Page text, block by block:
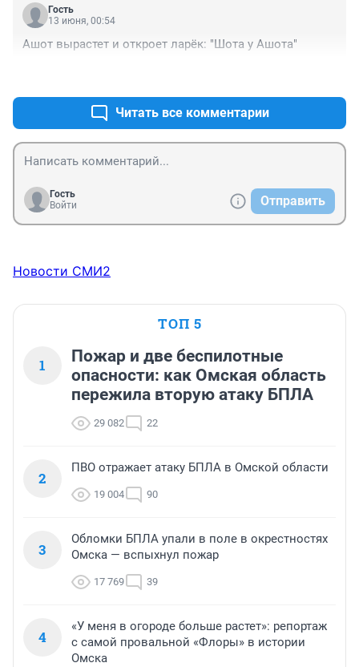
Гость
13 июня, 00:54
Ашот вырастет и откроет ларёк: "Шота у Ашота"
Читать все комментарии
Гость
Войти
Отправить
Новости СМИ2
ТОП 5
1
Пожар и две беспилотные
опасности: как Омская область
пережила вторую атаку БПЛА
29 082 22
2
ПВО отражает атаку БПЛА в Омской области
19 004 90
3
Обломки БПЛА упали в поле в окрестностях
Омска — вспыхнул пожар
17 769 39
4
«У меня в огороде больше растет»: репортаж
с самой провальной «Флоры» в истории
Омска